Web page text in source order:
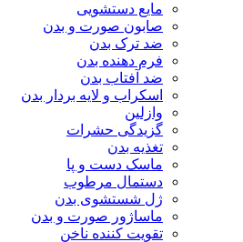
مایع دستشویی
صابون صورت و بدن
ضد ترک بدن
فرم دهنده بدن
ضد آفتاب بدن
اسکراب و لایه بردار بدن
وازلین
گزیدگی حشرات
تغذیه بدن
ماسک دست و پا
دستمال مرطوب
ژل شستشوی بدن
ماساژور صورت و بدن
تقویت کننده ناخن